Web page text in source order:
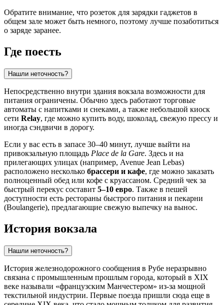
Обратите внимание, что розеток для зарядки гаджетов в
общем зале может быть немного, поэтому лучше позаботиться
о заряде заранее.
Где поесть
Нашли неточность?
Непосредственно внутри здания вокзала возможности для
питания ограничены. Обычно здесь работают торговые
автоматы с напитками и снеками, а также небольшой киоск
сети Relay, где можно купить воду, шоколад, свежую прессу и
иногда сэндвичи в дорогу.
Если у вас есть в запасе 30–40 минут, лучше выйти на
привокзальную площадь Place de la Gare. Здесь и на
прилегающих улицах (например, Avenue Jean Lebas)
расположено несколько брассери и кафе, где можно заказать
полноценный обед или кофе с круассаном. Средний чек за
быстрый перекус составит 5–10 евро. Также в пешей
доступности есть рестораны быстрого питания и пекарни
(Boulangerie), предлагающие свежую выпечку на вынос.
История вокзала
Нашли неточность?
История железнодорожного сообщения в Рубе неразрывно
связана с промышленным прошлым города, который в XIX
веке называли «французским Манчестером» из-за мощной
текстильной индустрии. Первые поезда пришли сюда еще в